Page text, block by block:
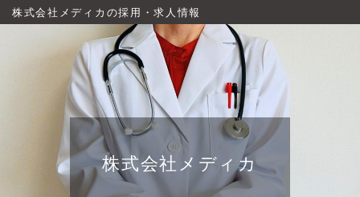
株式会社メディカの採用・求人情報
株式会社メディカ